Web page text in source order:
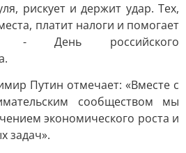
рискует и держит удар. Тех,
платит налоги и помогает
- День российского
Путин отмечает: «Вместе с
сообществом мы
экономического роста и
задач».